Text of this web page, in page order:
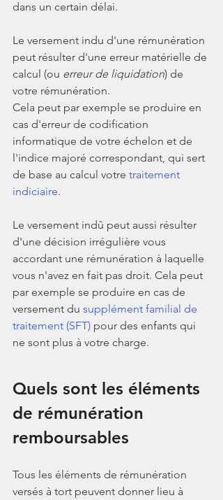
dans un certain délai.
Le versement indu d'une rémunération
peut résulter d'une erreur matérielle de
calcul (ou erreur de liquidation) de
votre rémunération.
Cela peut par exemple se produire en
cas d'erreur de codification
informatique de votre échelon et de
l'indice majoré correspondant, qui sert
de base au calcul votre traitement
indiciaire.
Le versement indû peut aussi résulter
d'une décision irrégulière vous
accordant une rémunération à laquelle
vous n'avez en fait pas droit. Cela peut
par exemple se produire en cas de
versement du supplément familial de
traitement (SFT) pour des enfants qui
ne sont plus à votre charge.
Quels sont les éléments
de rémunération
remboursables
Tous les éléments de rémunération
versés à tort peuvent donner lieu à